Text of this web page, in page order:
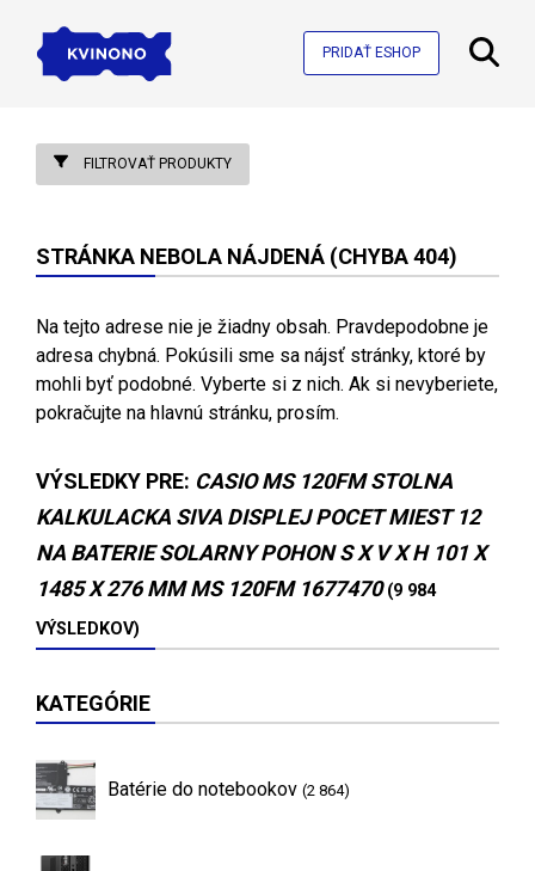
PRIDAŤ ESHOP
FILTROVAŤ PRODUKTY
STRÁNKA NEBOLA NÁJDENÁ (CHYBA 404)
Na tejto adrese nie je žiadny obsah. Pravdepodobne je
adresa chybná. Pokúsili sme sa nájsť stránky, ktoré by
mohli byť podobné. Vyberte si z nich. Ak si nevyberiete,
pokračujte na hlavnú stránku, prosím.
VÝSLEDKY PRE: CASIO MS 120FM STOLNA
KALKULACKA SIVA DISPLEJ POCET MIEST 12
NA BATERIE SOLARNY POHON S X V X H 101 X
1485 X 276 MM MS 120FM 1677470 (9 984
VÝSLEDKOV)
KATEGÓRIE
Batérie do notebookov (2 864)